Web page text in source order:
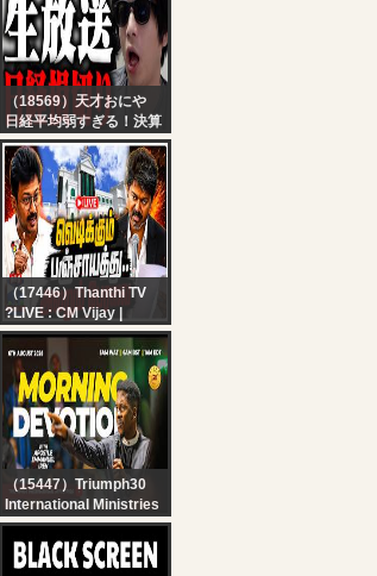
in FORTNITE!
（18569）天才おにや
日経平均弱すぎる！決算
ウィークも終盤戦！！電
線こい！！追証やだ！ど
うなる半導体メモリーの
行く末は。え～普通に損
切りです。機関の皆さん
今日もお仕事頑張ってく
ださい！お昼の後場寄り
付き株ライブ生放送！！
（17446）Thanthi TV
?LIVE : CM Vijay |
Udhayanidhi Stalin | TN
Assembly 2026 |
வெடிக்கும் பஞ்சாயத்து..
அலறும் பேரவை
（15447）Triumph30
International Ministries
MORNING DEVOTION
WITH APOSTLE
EMMANUEL IREN |